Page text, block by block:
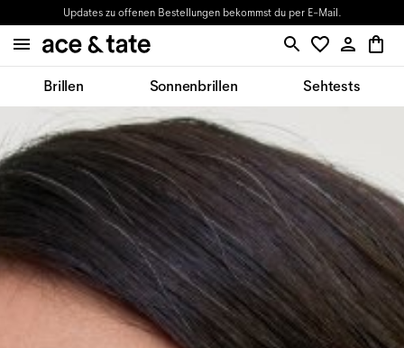
Updates zu offenen Bestellungen bekommst du per E-Mail.
Brillen Sonnenbrillen Sehtests